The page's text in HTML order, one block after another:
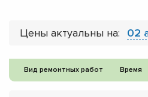
Цены актуальны на: 02
Вид ремонтных работ Время